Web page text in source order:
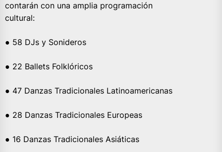
contarán con una amplia programación
cultural:
● 58 DJs y Sonideros
● 22 Ballets Folklóricos
● 47 Danzas Tradicionales Latinoamericanas
● 28 Danzas Tradicionales Europeas
● 16 Danzas Tradicionales Asiáticas